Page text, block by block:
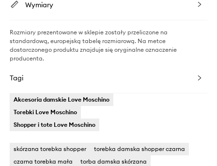
Wymiary
Rozmiary prezentowane w sklepie zostały przeliczone na
standardową, europejską tabelę rozmiarową. Na metce
dostarczonego produktu znajduje się oryginalne oznaczenie
producenta.
Tagi
Akcesoria damskie Love Moschino
Torebki Love Moschino
Shopper i tote Love Moschino
skórzana torebka shopper
torebka damska shopper czarna
czarna torebka mała
torba damska skórzana